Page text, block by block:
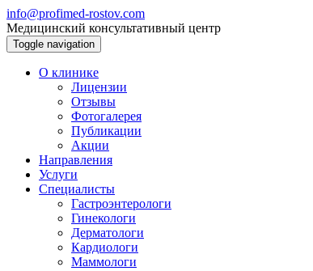
info@profimed-rostov.com
Медицинский консультативный центр
Toggle navigation
О клинике
Лицензии
Отзывы
Фотогалерея
Публикации
Акции
Направления
Услуги
Специалисты
Гастроэнтерологи
Гинекологи
Дерматологи
Кардиологи
Маммологи